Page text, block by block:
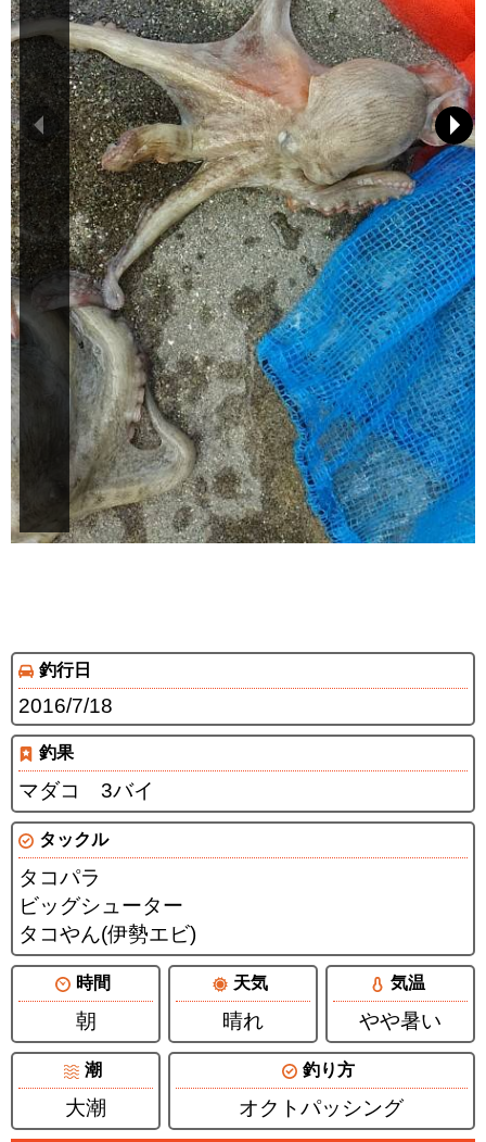
釣行日
2016/7/18
釣果
マダコ 3バイ
タックル
タコパラ
ビッグシューター
タコやん(伊勢エビ)
時間
朝
天気
晴れ
気温
やや暑い
潮
大潮
釣り方
オクトパッシング